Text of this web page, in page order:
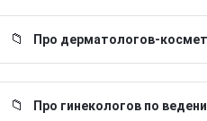
Про дерматологов-
Про гинекологов по